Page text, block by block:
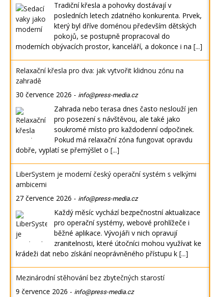
Tradiční křesla a pohovky dostávají v
posledních letech zdatného konkurenta. Prvek,
který byl dříve doménou především dětských
pokojů, se postupně propracoval do
moderních obývacích prostor, kanceláří, a dokonce i na [...]
Relaxační křesla pro dva: jak vytvořit klidnou zónu na
zahradě
30 července 2026 - info@press-media.cz
Zahrada nebo terasa dnes často neslouží jen
pro posezení s návštěvou, ale také jako
soukromé místo pro každodenní odpočinek.
Pokud má relaxační zóna fungovat opravdu
dobře, vyplatí se přemýšlet o [...]
LiberSystem je moderní český operační systém s velkými
ambicemi
27 července 2026 - info@press-media.cz
Každý měsíc vychází bezpečnostní aktualizace
pro operační systémy, webové prohlížeče i
běžné aplikace. Vývojáři v nich opravují
zranitelnosti, které útočníci mohou využívat ke
krádeži dat nebo získání neoprávněného přístupu k [...]
Mezinárodní stěhování bez zbytečných starostí
9 července 2026 - info@press-media.cz